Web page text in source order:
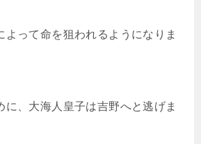
よって命を狙われるようになりま
に、大海人皇子は吉野へと逃げま